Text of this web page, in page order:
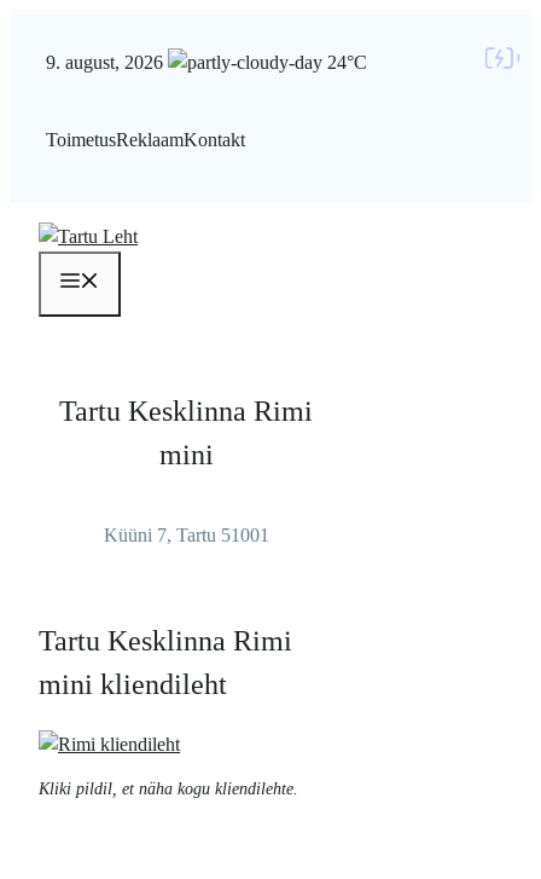
9. august, 2026 24°C
ToimetusReklaamKontakt
Tartu Kesklinna Rimi
mini
Küüni 7, Tartu 51001
Tartu Kesklinna Rimi
mini kliendileht
Kliki pildil, et näha kogu kliendilehte.